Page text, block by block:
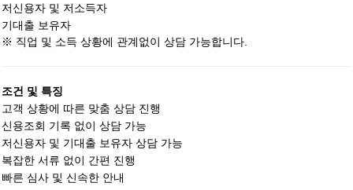
저신용자 및 저소득자
기대출 보유자
※ 직업 및 소득 상황에 관계없이 상담 가능합니다.
조건 및 특징
고객 상황에 따른 맞춤 상담 진행
신용조회 기록 없이 상담 가능
저신용자 및 기대출 보유자 상담 가능
복잡한 서류 없이 간편 진행
빠른 심사 및 신속한 안내